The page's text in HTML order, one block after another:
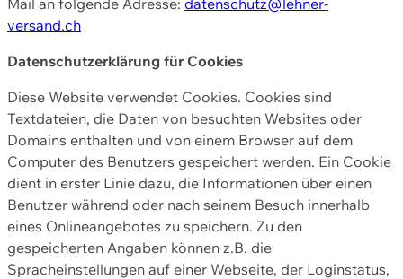
versand.ch
Datenschutzerklärung für Cookies
Diese Website verwendet Cookies. Cookies sind
Textdateien, die Daten von besuchten Websites oder
Domains enthalten und von einem Browser auf dem
Computer des Benutzers gespeichert werden. Ein Cookie
dient in erster Linie dazu, die Informationen über einen
Benutzer während oder nach seinem Besuch innerhalb
eines Onlineangebotes zu speichern. Zu den
gespeicherten Angaben können z.B. die
Spracheinstellungen auf einer Webseite, der Loginstatus,